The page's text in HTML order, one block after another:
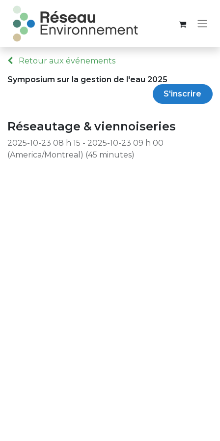
Retour aux événements
Symposium sur la gestion de l'eau 2025
S'inscrire
Réseautage & viennoiseries
2025-10-23 08 h 15 - 2025-10-23 09 h 00
(America/Montreal ) (45 minutes)